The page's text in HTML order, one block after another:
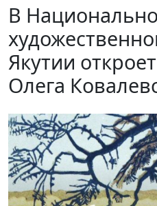
В
Якутии
Олега